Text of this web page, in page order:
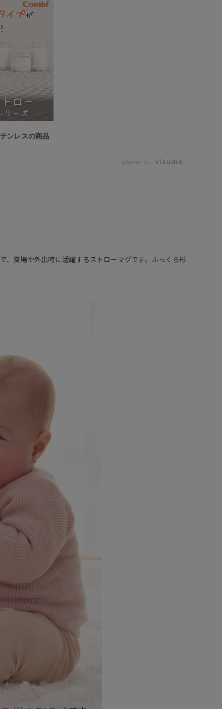
ンレスの商品
powered by
、夏場や外出時に活躍するストローマグです。ふっくら形